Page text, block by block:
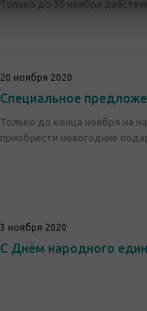
Только до 30 ноября
20 ноября 2020
Специальное
Только до конца ноября на
приобрести новогодние
3 ноября 2020
С Днём народного